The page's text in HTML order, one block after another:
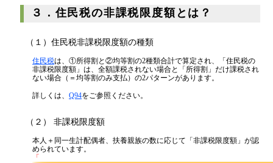
３．住民税の非課税限度額とは？
（１）住民税非課税限度額の種類
住民税は、①所得割と②均等割の2種類合計で算定され、「住民税の
非課税限度額」は、全額課税されない場合と「所得割」だけ課税され
ない場合（＝均等割のみ支払）の2パターンがあります。
詳しくは、 Q94をご参照ください。
（２） 非課税限度額
本人＋同一生計配偶者、扶養親族の数に応じて「非課税限度額」が認
められています。
「